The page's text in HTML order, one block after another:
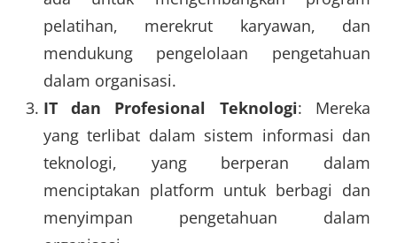
pelatihan, merekrut karyawan, dan
mendukung pengelolaan pengetahuan
dalam organisasi.
IT dan Profesional Teknologi: Mereka
yang terlibat dalam sistem informasi dan
teknologi, yang berperan dalam
menciptakan platform untuk berbagi dan
menyimpan pengetahuan dalam